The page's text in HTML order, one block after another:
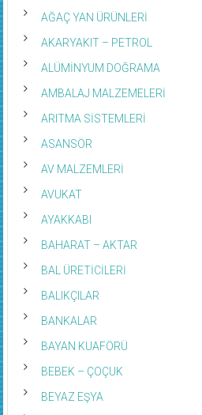
AĞAÇ YAN ÜRÜNLERİ
AKARYAKIT – PETROL
ALÜMİNYUM DOĞRAMA
AMBALAJ MALZEMELERİ
ARITMA SİSTEMLERİ
ASANSÖR
AV MALZEMLERİ
AVUKAT
AYAKKABI
BAHARAT – AKTAR
BAL ÜRETİCİLERİ
BALIKÇILAR
BANKALAR
BAYAN KUAFÖRÜ
BEBEK – ÇOÇUK
BEYAZ EŞYA